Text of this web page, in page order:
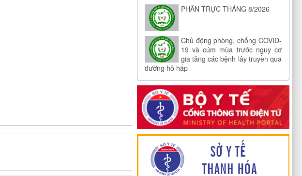
PHÂN TRỰC THÁNG 8/2026
Chủ động phòng, chống COVID-
19 và cúm mùa trước nguy cơ
gia tăng các bệnh lây truyền qua
đường hô hấp